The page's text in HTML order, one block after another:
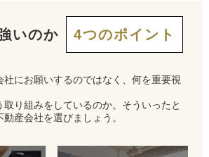
いのか 4つのポイント
社にお願いするのではなく、何を重要視
り組みをしているのか。そういったと
産会社を選びましょう。